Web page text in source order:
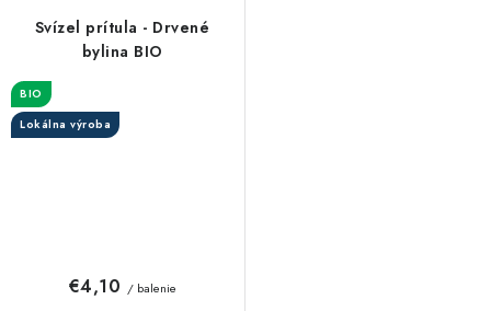
Svízel prítula - Drvené
bylina BIO
BIO
Lokálna výroba
€4,10 / balenie